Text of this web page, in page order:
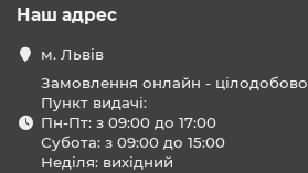
Наш адрес
м. Львів
Замовлення онлайн - цілодобово
Пункт видачі:
Пн-Пт: з 09:00 до 17:00
Субота: з 09:00 до 15:00
Неділя: вихідний